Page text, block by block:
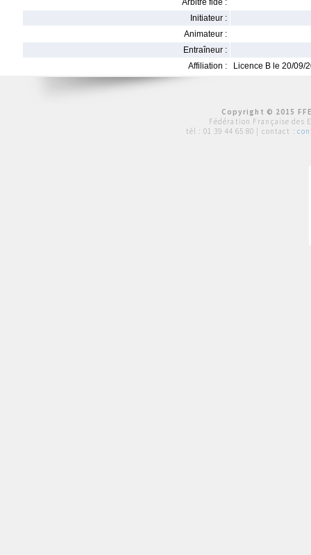
Arbitre fide :
Initiateur :
Animateur :
Entraîneur :
Affiliation :
Licence B le 20/09/
Copyright © 2015
Fédération Française des
tél : 01 39 44 65 80 | contact :